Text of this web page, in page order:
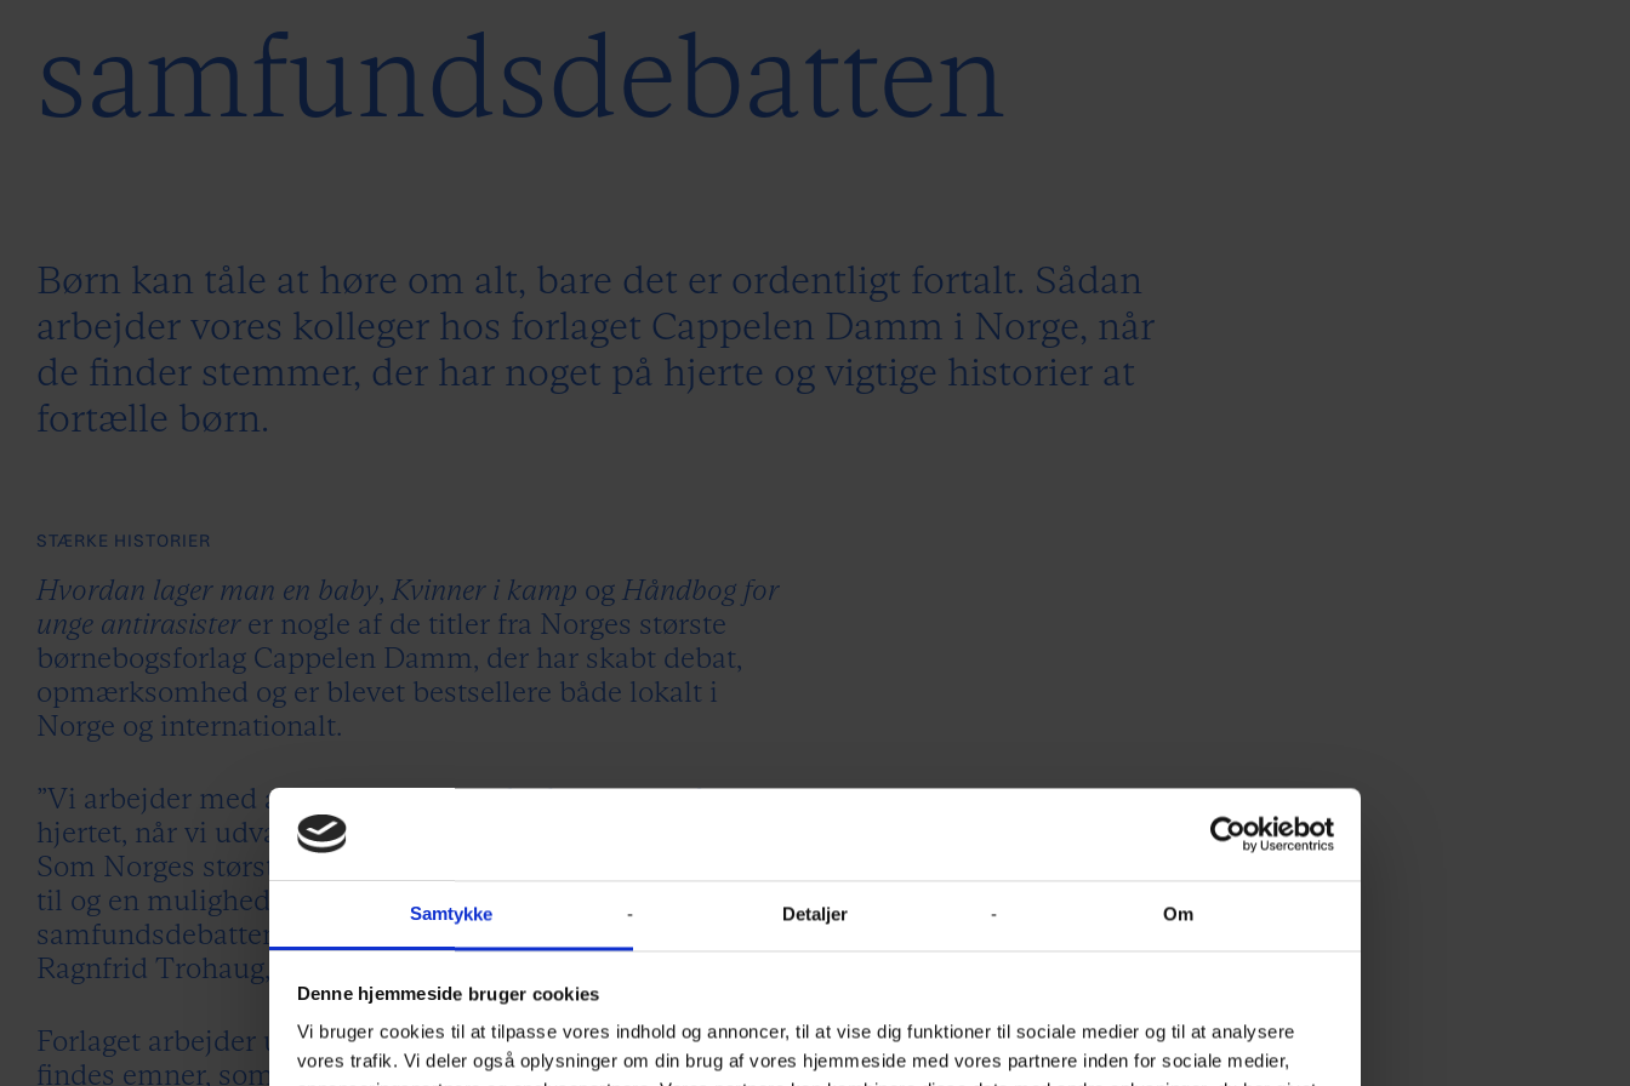
Samtykke Detaljer Om
Denne hjemmeside bruger cookies
Vi bruger cookies til at tilpasse vores indhold og annoncer, til at vise dig funktioner til sociale medier og til at analysere
vores trafik. Vi deler også oplysninger om din brug af vores hjemmeside med vores partnere inden for sociale medier,
samfundsdebatten
Børn kan tåle at høre om alt, bare det er ordentligt fortalt. Sådan
arbejder vores kolleger hos forlaget Cappelen Damm i Norge, når
de finder stemmer, der har noget på hjerte og vigtige historier at
fortælle børn.
STÆRKE HISTORIER
Hvordan lager man en baby, Kvinner i kamp og Håndbog for
unge antirasisterer nogle af de titler fra Norges største
børnebogsforlag Cappelen Damm, der har skabt debat,
opmærksomhed og er blevet bestsellere både lokalt i
Norge og internationalt.
”Vi arbejder med at finde stemmer, der har noget på
hjertet, når vi udvælger og sætter nye børnebøger i gang.
Som Norges største børnebogsforlag har vi både en pligt
til og en mulighed for at være en stemme i
samfundsdebatten,” - siger forlagschef for børn og unge
Ragnfrid Trohaug,
Forlaget arbejder ud fra en tankegang om, at der ikke
findes emner, som børn ikke kan stifte bekendtskab med